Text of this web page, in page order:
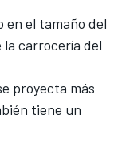
el tamaño del
carrocería del
proyecta más
tiene un